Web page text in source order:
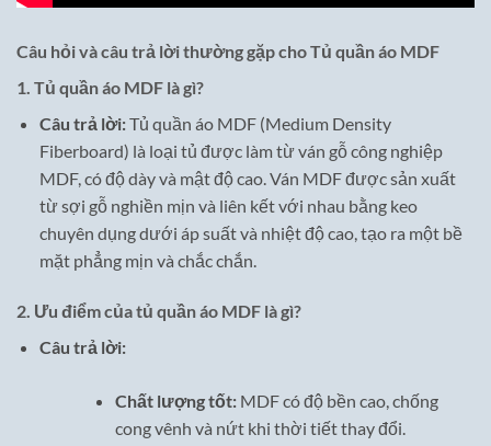
Câu hỏi và câu trả lời thường gặp cho Tủ quần áo MDF
1. Tủ quần áo MDF là gì?
Câu trả lời:Tủ quần áo MDF (Medium Density
Fiberboard) là loại tủ được làm từ ván gỗ công nghiệp
MDF, có độ dày và mật độ cao. Ván MDF được sản xuất
từ sợi gỗ nghiền mịn và liên kết với nhau bằng keo
chuyên dụng dưới áp suất và nhiệt độ cao, tạo ra một bề
mặt phẳng mịn và chắc chắn.
2. Ưu điểm của tủ quần áo MDF là gì?
Câu trả lời:
Chất lượng tốt:MDF có độ bền cao, chống
cong vênh và nứt khi thời tiết thay đổi.